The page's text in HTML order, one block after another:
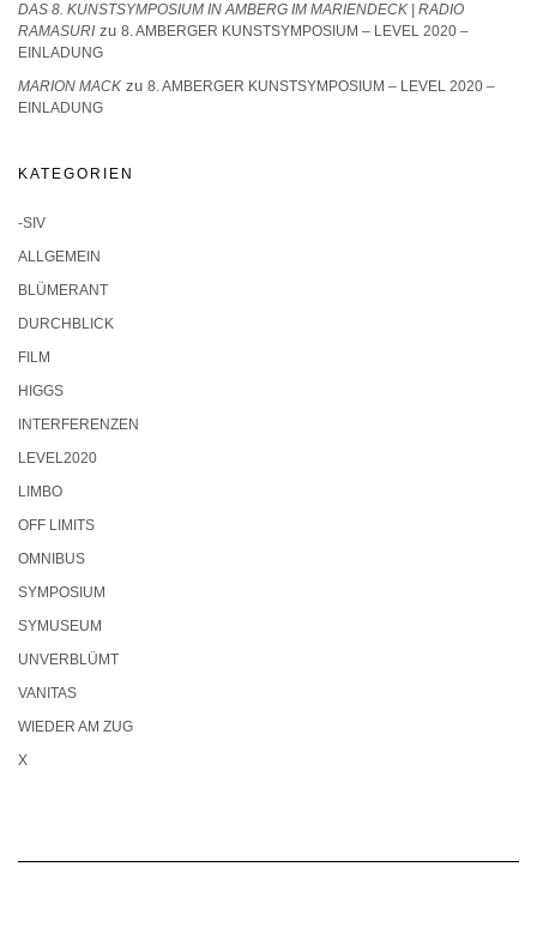
DAS 8. KUNSTSYMPOSIUM IN AMBERG IM MARIENDECK | RADIO
RAMASURI zu 8. AMBERGER KUNSTSYMPOSIUM – LEVEL 2020 –
EINLADUNG
MARION MACK zu 8. AMBERGER KUNSTSYMPOSIUM – LEVEL 2020 –
EINLADUNG
KATEGORIEN
-SIV
ALLGEMEIN
BLÜMERANT
DURCHBLICK
FILM
HIGGS
INTERFERENZEN
LEVEL2020
LIMBO
OFF LIMITS
OMNIBUS
SYMPOSIUM
SYMUSEUM
UNVERBLÜMT
VANITAS
WIEDER AM ZUG
X